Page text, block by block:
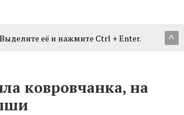
^
её и нажмите Ctrl + Enter.
ковровчанка, на